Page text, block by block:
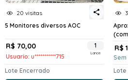
20 visitas
5 Monitores diversos AOC
R$ 70,00
Usuario: u***********715
1
Lance
Lote Encerrado
R$
Sem
Lote